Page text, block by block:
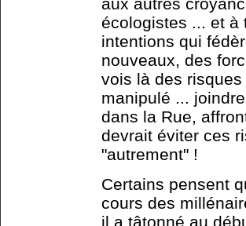
aux autres
écologistes ... et à
intentions qui
nouveaux, des
vois là des
manipulé ...
dans la Rue,
devrait éviter ces
"autrement" !
Certains pensent
cours des
il a tâtonné au